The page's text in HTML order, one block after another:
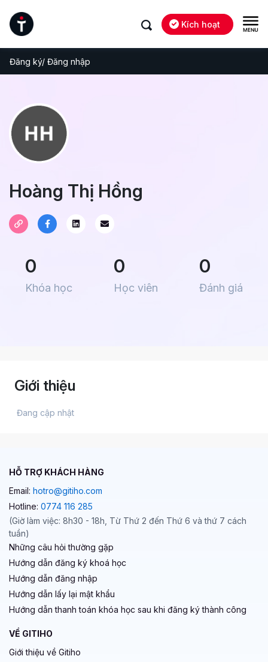
Kích hoạt
Đăng ký/ Đăng nhập
Hoàng Thị Hồng
0
Khóa học
0
Học viên
0
Đánh giá
Giới thiệu
Đang cập nhật
HỖ TRỢ KHÁCH HÀNG
Email: hotro@gitiho.com
Hotline: 0774 116 285
(Giờ làm việc: 8h30 - 18h, Từ Thứ 2 đến Thứ 6 và thứ 7 cách
tuần)
Những câu hỏi thường gặp
Hướng dẫn đăng ký khoá học
Hướng dẫn đăng nhập
Hướng dẫn lấy lại mật khẩu
Hướng dẫn thanh toán khóa học sau khi đăng ký thành công
VỀ GITIHO
Giới thiệu về Gitiho